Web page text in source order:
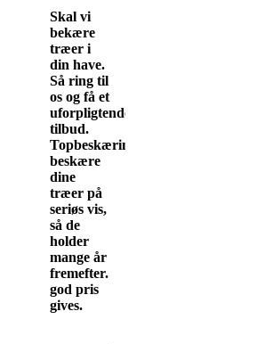
Skal vi
bekære
træer i
din have.
Så ring til
os og få et
uforpligtende
tilbud.
Topbeskæring.dk
beskære
dine
træer på
seriøs vis,
så de
holder
mange år
fremefter.
god pris
gives.